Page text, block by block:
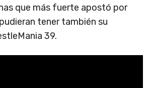
que más fuerte apostó por
tener también su
39.